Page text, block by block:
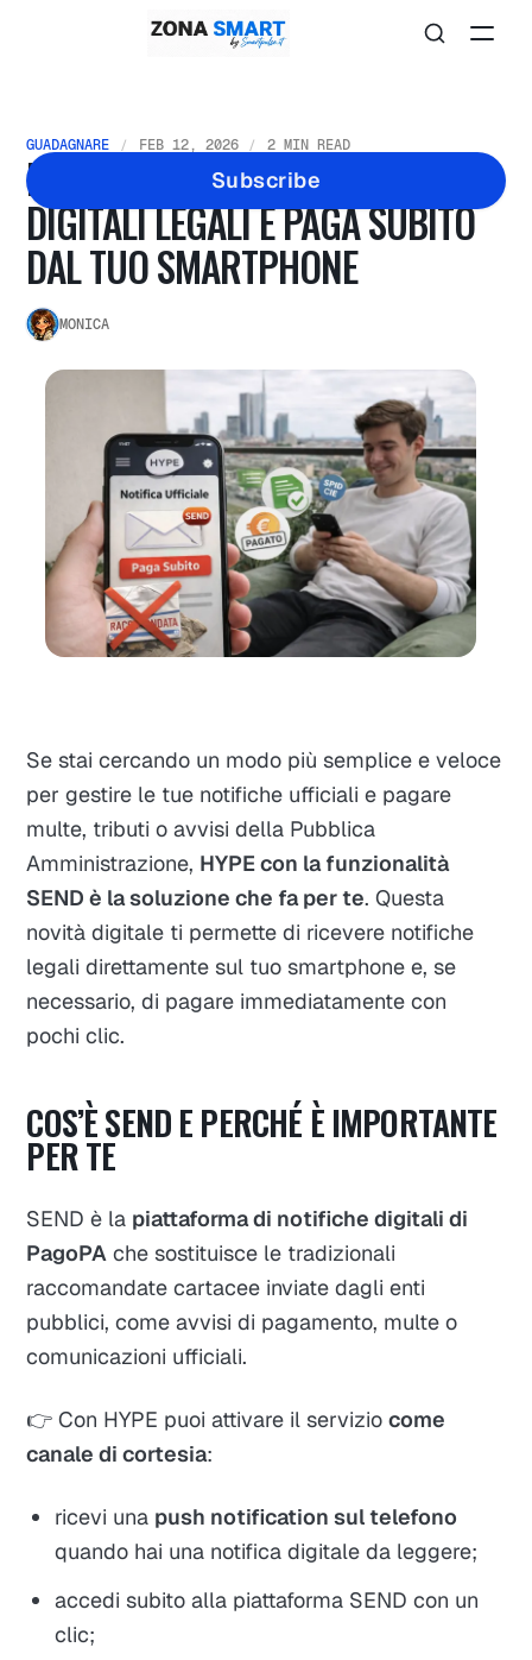
Subscribe
GUADAGNARE FEB 12, 2026 2 MIN READ
HYPE E SEND: RICEVI NOTIFICHE
DIGITALI LEGALI E PAGA SUBITO
DAL TUO SMARTPHONE
MONICA
Se stai cercando un modo più semplice e veloce
per gestire le tue notifiche ufficiali e pagare
multe, tributi o avvisi della Pubblica
Amministrazione, HYPE con la funzionalità
SEND è la soluzione che fa per te. Questa
novità digitale ti permette di ricevere notifiche
legali direttamente sul tuo smartphone e, se
necessario, di pagare immediatamente con
pochi clic.
COS’È SEND E PERCHÉ È IMPORTANTE
PER TE
SEND è la piattaforma di notifiche digitali di
PagoPA che sostituisce le tradizionali
raccomandate cartacee inviate dagli enti
pubblici, come avvisi di pagamento, multe o
comunicazioni ufficiali.
👉 Con HYPE puoi attivare il serviziocome
canale di cortesia:
ricevi una push notification sul telefono
quando hai una notifica digitale da leggere;
accedi subito alla piattaforma SEND con un
clic;